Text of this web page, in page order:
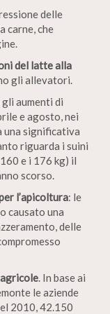
delle
carne, che
del latte alla
gli allevatori.
aumenti di
e agosto, nei
una significativa
riguarda i suini
e i 176 kg) il
scorso.
l’apicoltura: le
causato una
delle
. In base ai
le aziende
2010, 42.150